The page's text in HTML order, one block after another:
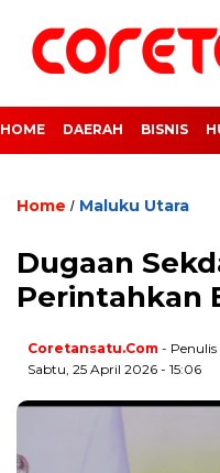
HOME DAERAH BISNIS
Home / Maluku Utara
Dugaan
Perintahkan
Coretansatu.com - Penulis
Sabtu, 25 April 2026 - 15:06